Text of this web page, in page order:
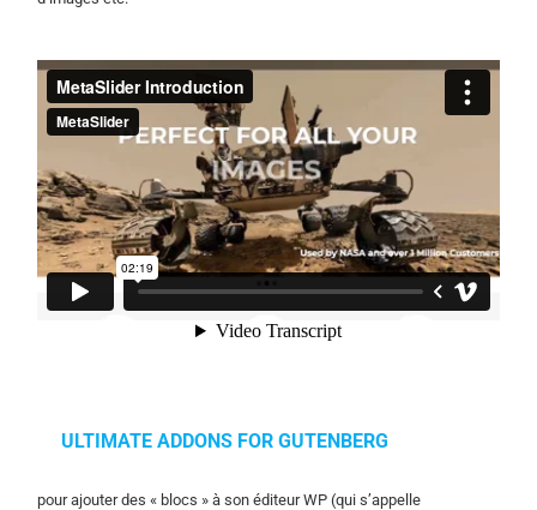
ULTIMATE ADDONS FOR GUTENBERG
pour ajouter des « blocs » à son éditeur WP (qui s’appelle